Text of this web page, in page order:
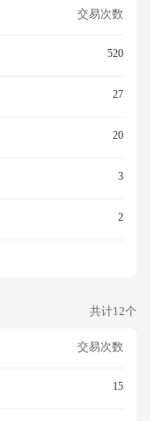
交易次数
520
27
20
3
2
共计12个
交易次数
15